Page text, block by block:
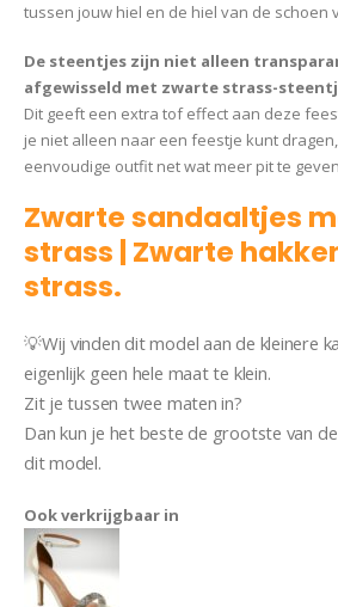
tussen jouw hiel en de hiel van de schoen
De steentjes zijn niet alleen
afgewisseld met zwarte strass-
Dit geeft een extra tof effect aan deze
je niet alleen naar een feestje kunt
eenvoudige outfit net wat meer pit te
Zwarte sandaaltjes
strass | Zwarte
strass.
💡Wij vinden dit model aan de kleinere
eigenlijk geen hele maat te klein.
Zit je tussen twee maten in?
Dan kun je het beste de grootste van
dit model.
Ook verkrijgbaar in